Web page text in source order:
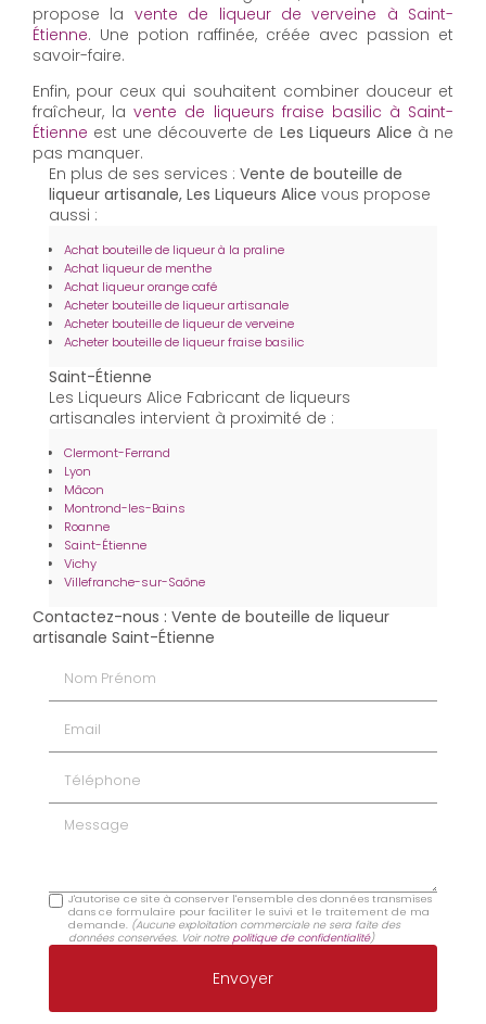
propose la vente de liqueur de verveine à Saint-
Étienne. Une potion raffinée, créée avec passion et
savoir-faire.
Enfin, pour ceux qui souhaitent combiner douceur et
fraîcheur, lavente de liqueurs fraise basilic à Saint-
Étienne est une découverte de Les Liqueurs Alice à ne
pas manquer.
En plus de ses services : Vente de bouteille de
liqueur artisanale, Les Liqueurs Alice vous propose
aussi :
Achat bouteille de liqueur à la praline
Achat liqueur de menthe
Achat liqueur orange café
Acheter bouteille de liqueur artisanale
Acheter bouteille de liqueur de verveine
Acheter bouteille de liqueur fraise basilic
Saint-Étienne
Les Liqueurs Alice Fabricant de liqueurs
artisanales intervient à proximité de :
Clermont-Ferrand
Lyon
Mâcon
Montrond-les-Bains
Roanne
Saint-Étienne
Vichy
Villefranche-sur-Saône
Contactez-nous : Vente de bouteille de liqueur
artisanale Saint-Étienne
Message
J'autorise ce site à conserver l'ensemble des données transmises
dans ce formulaire pour faciliter le suivi et le traitement de ma
demande. (Aucune exploitation commerciale ne sera faite des
données conservées. Voir notrepolitique de confidentialité)